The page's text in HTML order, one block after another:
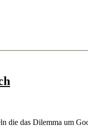
das Dilemma um